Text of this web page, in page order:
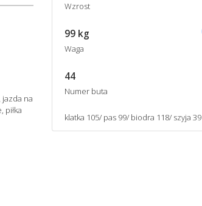
jazda na
piłka
Wzrost
99 kg
Waga
44
Numer buta
klatka 105/ pas 99/ biodra 118/ szyja 39